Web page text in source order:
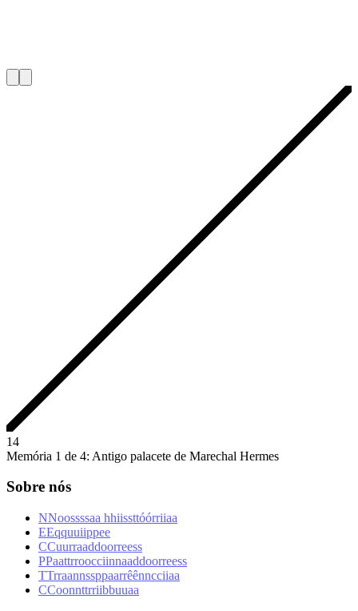
14
Memória 1 de 4: Antigo palacete de Marechal Hermes
Sobre nós
NNoossssaa hhiissttóórriiaa
EEqquuiippee
CCuurraaddoorreess
PPaattrroocciinnaaddoorreess
TTrraannssppaarrêênncciiaa
CCoonnttrriibbuuaa